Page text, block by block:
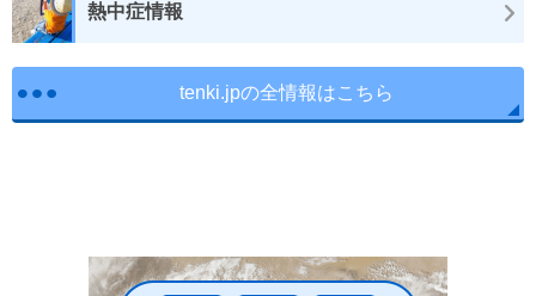
熱中症情報
tenki.jpの全情報はこちら